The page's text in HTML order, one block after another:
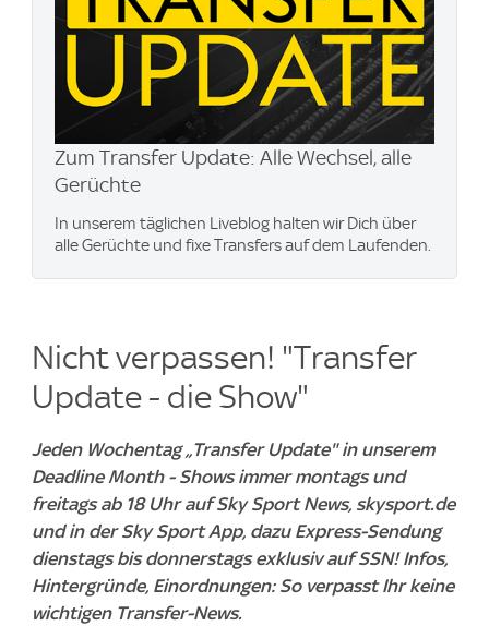
Zum Transfer Update: Alle Wechsel, alle
Gerüchte
In unserem täglichen Liveblog halten wir Dich über
alle Gerüchte und fixe Transfers auf dem Laufenden.
Nicht verpassen! "Transfer
Update - die Show"
Jeden Wochentag „Transfer Update" in unserem
Deadline Month - Shows immer montags und
freitags ab 18 Uhr auf Sky Sport News, skysport.de
und in der Sky Sport App, dazu Express-Sendung
dienstags bis donnerstags exklusiv auf SSN! Infos,
Hintergründe, Einordnungen: So verpasst Ihr keine
wichtigen Transfer-News.